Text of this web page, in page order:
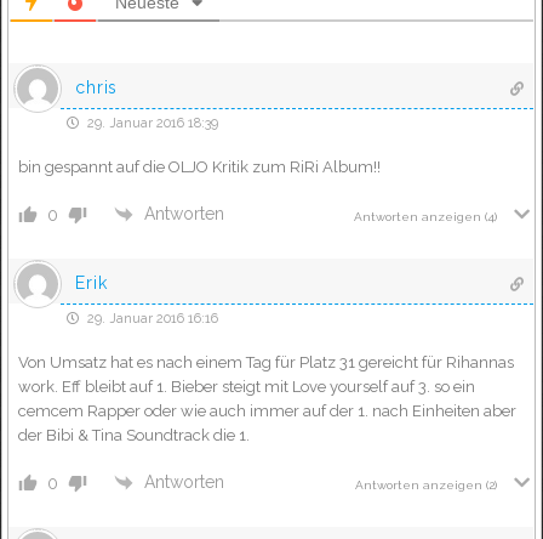
chris
29. Januar 2016 18:39
bin gespannt auf die OLJO Kritik zum RiRi Album!!
0 Antworten Antworten anzeigen (4)
Erik
29. Januar 2016 16:16
Von Umsatz hat es nach einem Tag für Platz 31 gereicht für Rihannas
work. Eff bleibt auf 1. Bieber steigt mit Love yourself auf 3. so ein
cemcem Rapper oder wie auch immer auf der 1. nach Einheiten aber
der Bibi & Tina Soundtrack die 1.
0 Antworten Antworten anzeigen (2)